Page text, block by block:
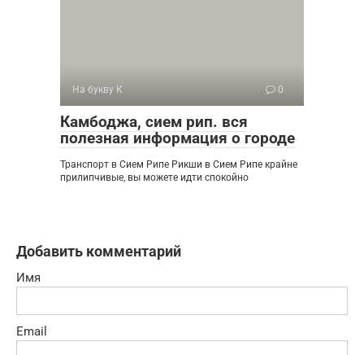
На букву К 0
Камбоджа, сием рип. вся
полезная информация о городе
Транспорт в Сием Рипе Рикши в Сием Рипе крайне
прилипчивые, вы можете идти спокойно
Добавить комментарий
Имя
Email